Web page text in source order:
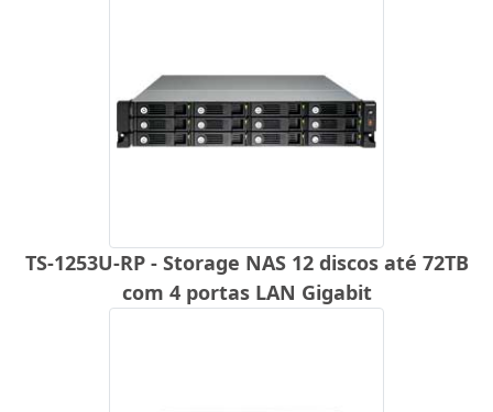
TS-1253U-RP - Storage NAS 12 discos até 72TB
com 4 portas LAN Gigabit